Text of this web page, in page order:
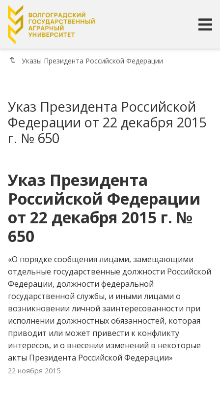
Указы Президента Российской Федерации
Указ Президента Российской
Федерации от 22 декабря 2015
г. № 650
Указ Президента
Российской Федерации
от 22 декабря 2015 г. №
650
«О порядке сообщения лицами, замещающими
отдельные государственные должности Российской
Федерации, должности федеральной
государственной службы, и иными лицами о
возникновении личной заинтересованности при
исполнении должностных обязанностей, которая
приводит или может привести к конфликту
интересов, и о внесении изменений в некоторые
акты Президента Российской Федерации»
22 ноября 2015